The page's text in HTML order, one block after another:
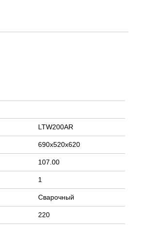
LTW200AR
690x520x620
107.00
1
Сварочный
220